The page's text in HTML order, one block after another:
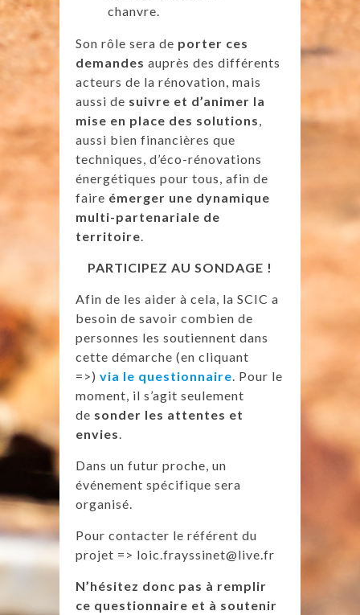
chanvre.
Son rôle sera de porter ces
demandes auprès des différents
acteurs de la rénovation, mais
aussi de suivre et d’animer la
mise en place des solutions
aussi bien financières que
techniques, d’éco-rénovations
énergétiques pour tous, afin de
faire émerger une dynamique
multi-partenariale de
territoire
PARTICIPEZ AU SONDAGE !
Afin de les aider à cela, la SCIC a
besoin de savoir combien de
personnes les soutiennent dans
cette démarche (en cliquant
=>) via le questionnaire . Pour le
moment, il s’agit seulement
de sonder les attentes et
envies
Dans un futur proche, un
événement spécifique sera
organisé.
Pour contacter le référent du
projet => loic.frayssinet@live.fr
N’hésitez donc pas à remplir
ce questionnaire et à soutenir